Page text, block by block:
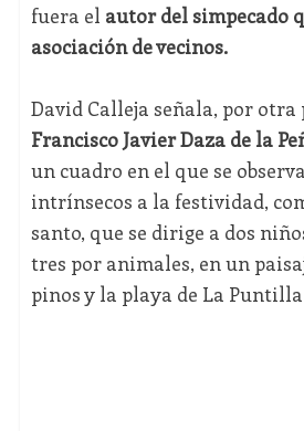
fuera el autor del simpecado
asociación de vecinos.
David Calleja señala, por otra
Francisco Javier Daza de la
un cuadro en el que se
intrínsecos a la festividad,
santo, que se dirige a dos
tres por animales, en un
pinos y la playa de La Puntilla